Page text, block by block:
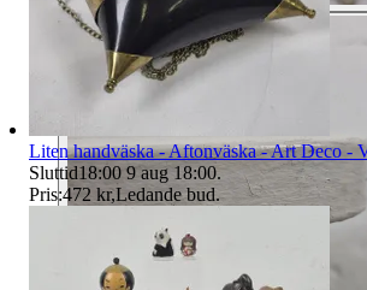
Liten handväska - Aftonväska - Art Deco -
Sluttid18:00 9 aug 18:00.
Pris:472 kr,Ledande bud.